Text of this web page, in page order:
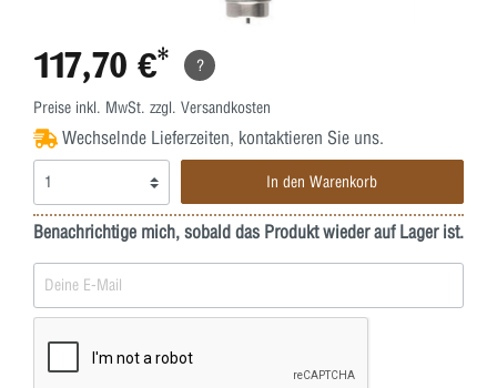
117,70 €* ?
Preise inkl. MwSt. zzgl. Versandkosten
Wechselnde Lieferzeiten, kontaktieren Sie uns.
In den Warenkorb
Benachrichtige mich, sobald das Produkt wieder auf Lager ist.